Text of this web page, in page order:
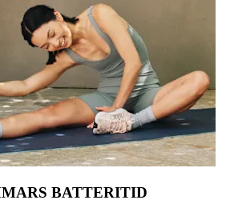
BATTERITID